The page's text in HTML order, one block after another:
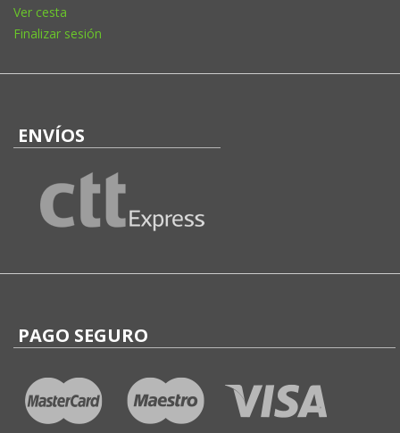
Ver cesta
Finalizar sesión
ENVÍOS
PAGO SEGURO